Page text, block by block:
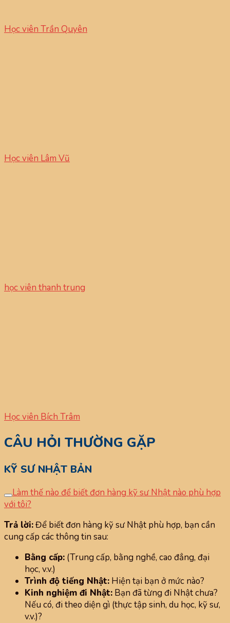
Học viên Trần Quyên
Học viên Lâm Vũ
học viên thanh trung
Học viên Bích Trâm
CÂU HỎI THƯỜNG GẶP
KỸ SƯ NHẬT BẢN
Làm thế nào để biết đơn hàng kỹ sư Nhật nào phù hợp
với tôi?
Trả lời:Để biết đơn hàng kỹ sư Nhật phù hợp, bạn cần
cung cấp các thông tin sau:
Bằng cấp: (Trung cấp, bằng nghề, cao đẳng, đại
học, v.v.)
Trình độ tiếng Nhật: Hiện tại bạn ở mức nào?
Kinh nghiệm đi Nhật: Bạn đã từng đi Nhật chưa?
Nếu có, đi theo diện gì (thực tập sinh, du học, kỹ sư,
v.v.)?